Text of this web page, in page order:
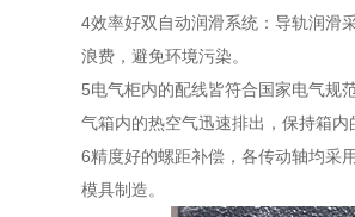
4效率好双自动润滑系统：导轨润滑
浪费，避免环境污染。
5电气柜内的配线皆符合国家电气规
气箱内的热空气迅速排出，保持箱内
6精度好的螺距补偿，各传动轴均采
模具制造。